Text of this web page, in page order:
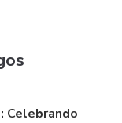
Celebrando